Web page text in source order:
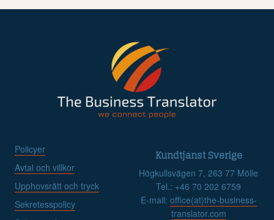
Policyer
Avtal och villkor
Upphovsrätt och tryck
Sekretesspolicy
Kundtjänst Sverige
Högkullsvägen 7, 263 77 Mölle
Tel.: +46 70 202 6759
E-mail: office(at)the-business-
translator.com